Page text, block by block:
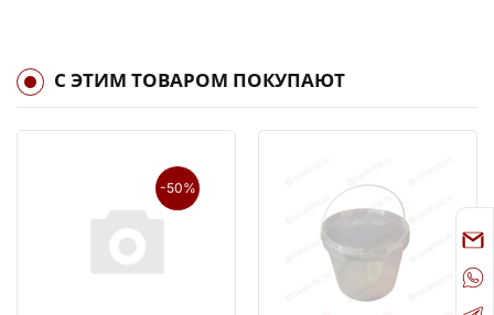
С ЭТИМ ТОВАРОМ ПОКУПАЮТ
-50%